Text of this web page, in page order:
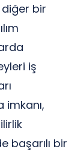
bir
iş
imkanı,
başarılı bir